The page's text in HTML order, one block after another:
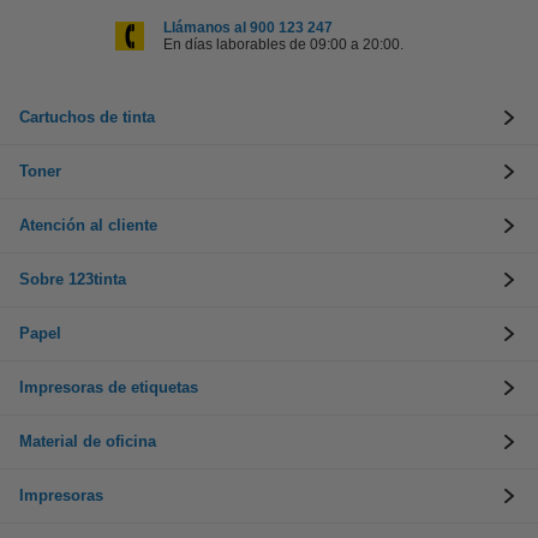
Llámanos al 900 123 247
En días laborables de 09:00 a 20:00.
Cartuchos de tinta
Toner
Atención al cliente
Sobre 123tinta
Papel
Impresoras de etiquetas
Material de oficina
Impresoras